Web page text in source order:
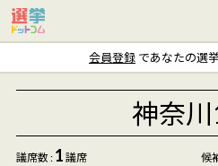
会員登録 であなたの選
神奈
議席数 : 1 議席 候